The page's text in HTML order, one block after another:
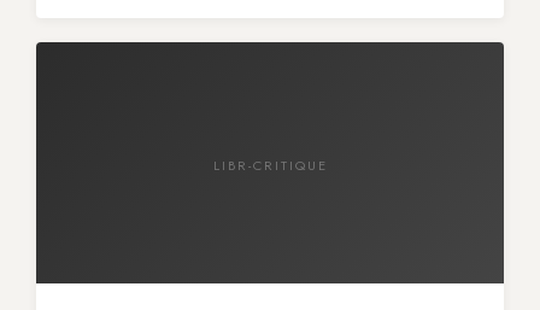
LIBR-CRITIQUE